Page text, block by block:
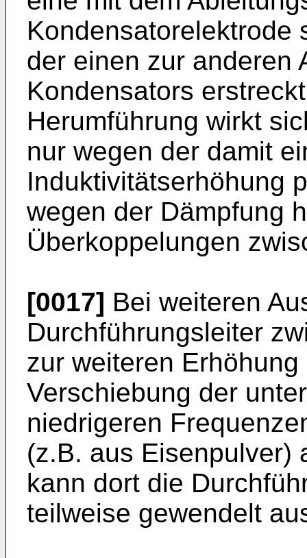
Kondensatorelektrode
der einen zur anderen
Kondensators
Herumführung wirkt
nur wegen der damit
Induktivitätserhöhung
wegen der Dämpfung
Überkoppelungen
[0017] Bei weiteren
Durchführungsleiter
zur weiteren
Verschiebung der
niedrigeren
(z.B. aus Eisenpulver)
kann dort die
teilweise gewendelt